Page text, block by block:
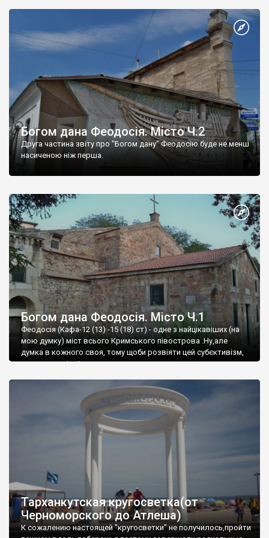
Богом дана Феодосія. Місто Ч.2
Друга частина звіту про "Богом дану" Феодосію буде не менш
насиченою ніж перша.
Богом дана Феодосія. Місто Ч.1
Феодосія (Кафа-12 (13) -15 (18) ст) - одне з найцікавіших (на
мою думку) міст всього Кримського півострова .Ну,але
думка в кожного своя, тому щоби розвіяти цей субєктивізм,
запрошую відвідати це
Тарханкутская кругосветка(от
Черноморского до Атлеша)
К сожалению настоящей "кругосветки" не получилось,пройти